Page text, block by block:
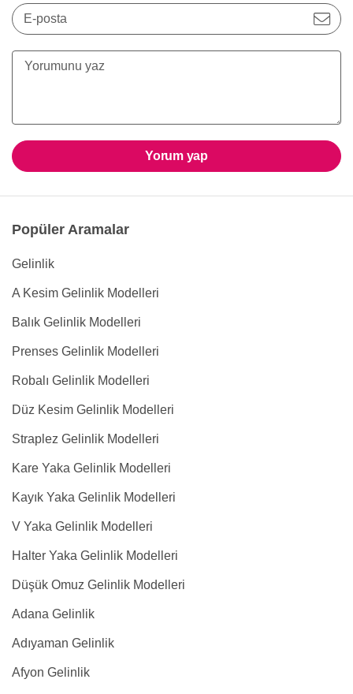
E-posta
Yorum yap
Popüler Aramalar
Gelinlik
A Kesim Gelinlik Modelleri
Balık Gelinlik Modelleri
Prenses Gelinlik Modelleri
Robalı Gelinlik Modelleri
Düz Kesim Gelinlik Modelleri
Straplez Gelinlik Modelleri
Kare Yaka Gelinlik Modelleri
Kayık Yaka Gelinlik Modelleri
V Yaka Gelinlik Modelleri
Halter Yaka Gelinlik Modelleri
Düşük Omuz Gelinlik Modelleri
Adana Gelinlik
Adıyaman Gelinlik
Afyon Gelinlik